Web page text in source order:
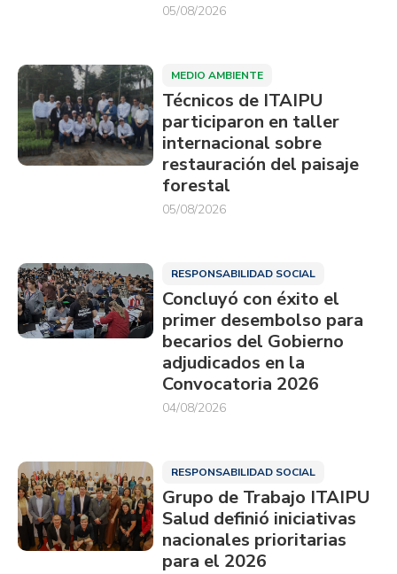
05/08/2026
MEDIO AMBIENTE
Técnicos de ITAIPU
participaron en taller
internacional sobre
restauración del paisaje
forestal
05/08/2026
RESPONSABILIDAD SOCIAL
Concluyó con éxito el
primer desembolso para
becarios del Gobierno
adjudicados en la
Convocatoria 2026
04/08/2026
RESPONSABILIDAD SOCIAL
Grupo de Trabajo ITAIPU
Salud definió iniciativas
nacionales prioritarias
para el 2026